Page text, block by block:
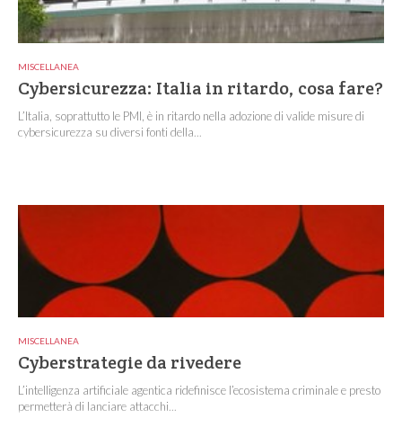
MISCELLANEA
Cybersicurezza: Italia in ritardo, cosa fare?
L’Italia, soprattutto le PMI, è in ritardo nella adozione di valide misure di
cybersicurezza su diversi fonti della...
MISCELLANEA
Cyberstrategie da rivedere
L’intelligenza artificiale agentica ridefinisce l’ecosistema criminale e presto
permetterà di lanciare attacchi...